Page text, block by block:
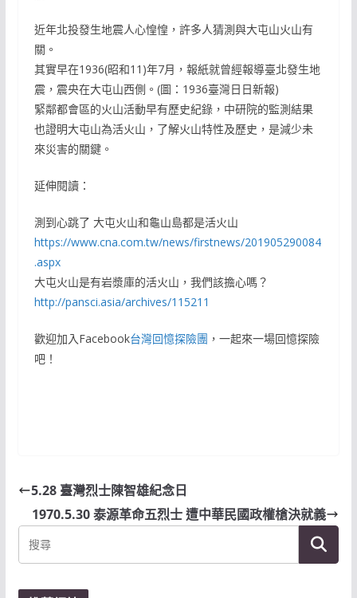
近年北投發生地震人心惶惶，許多人猜測與大屯山火山有
關。
其實早在1936(昭和11)年7月，報紙就曾經報導臺北發生地
震，震央在大屯山西側。(圖：1936臺灣日日新報)
緊鄰都會區的火山活動早有歷史紀錄，中研院的監測結果
也證明大屯山為活火山，了解火山特性及歷史，是減少未
來災害的關鍵。
延伸閱讀：
測到心跳了 大屯火山和龜山島都是活火山
https://www.cna.com.tw/news/firstnews/201905290084
.aspx
大屯火山是有岩漿庫的活火山，我們該擔心嗎？
http://pansci.asia/archives/115211
歡迎加入Facebook台灣回憶探險團 ，一起來一場回憶探險
吧！
5.28 臺灣烈士陳智雄紀念日
1970.5.30 泰源革命五烈士 遭中華民國政權槍決就義